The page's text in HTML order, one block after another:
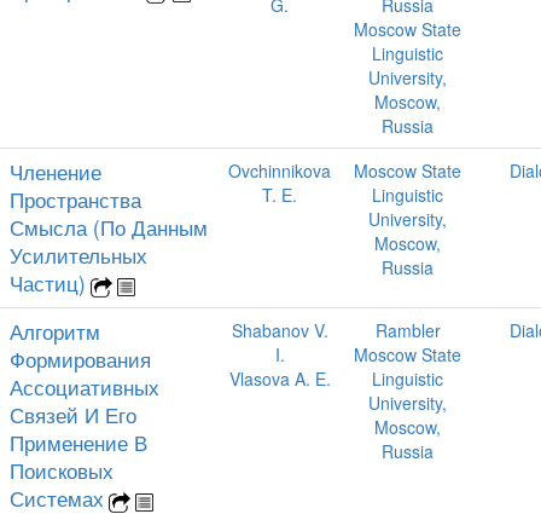
G.
Russia
Moscow State
Linguistic
University,
Moscow,
Russia
Членение
Пространства
Смысла (По Данным
Усилительных
Частиц)
Ovchinnikova
T. E.
Moscow State
Linguistic
University,
Moscow,
Russia
Алгоритм
Формирования
Ассоциативных
Связей И Его
Применение В
Поисковых
Системах
Shabanov V.
I.
Vlasova A. E.
Rambler
Moscow State
Linguistic
University,
Moscow,
Russia